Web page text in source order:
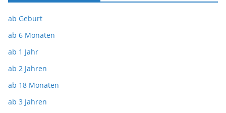
ab Geburt
ab 6 Monaten
ab 1 Jahr
ab 2 Jahren
ab 18 Monaten
ab 3 Jahren